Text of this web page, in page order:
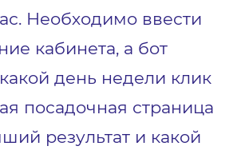
Необходимо ввести
кабинета, а бот
день недели клик
посадочная страница
результат и какой